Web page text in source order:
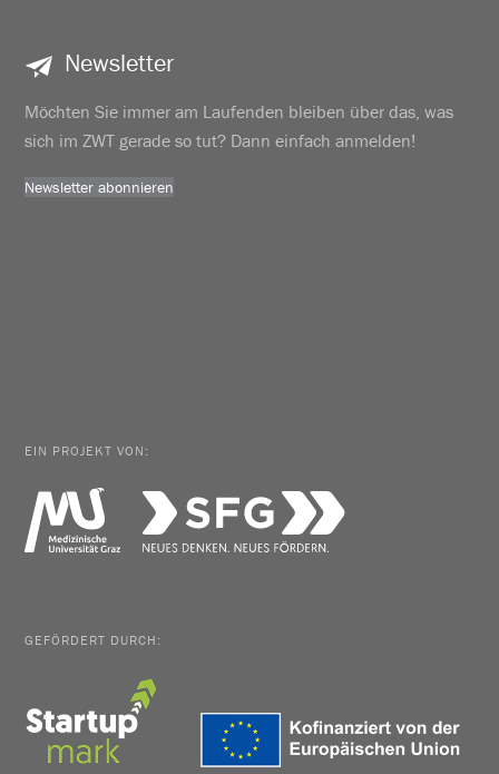
Newsletter
Möchten Sie immer am Laufenden bleiben über das, was
sich im ZWT gerade so tut? Dann einfach anmelden!
Newsletter abonnieren
EIN PROJEKT VON:
GEFÖRDERT DURCH: